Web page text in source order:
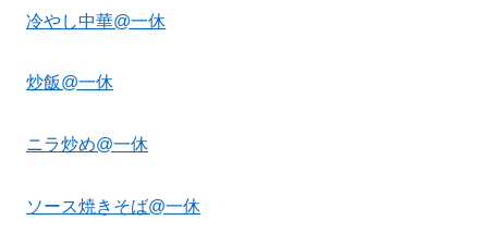
冷やし中華@一休
炒飯@一休
ニラ炒め@一休
ソース焼きそば@一休